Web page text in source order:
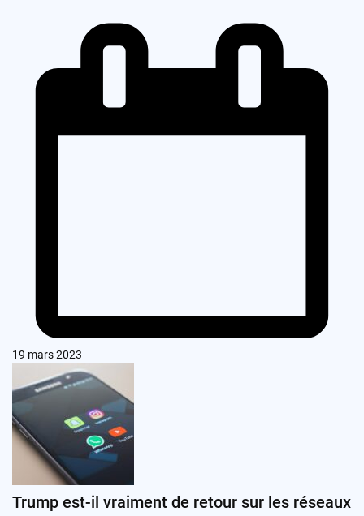
19 mars 2023
Trump est-il vraiment de retour sur les réseaux